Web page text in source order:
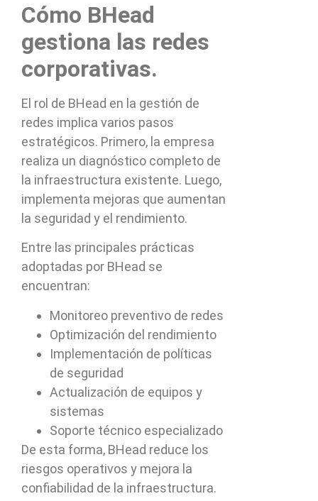
Cómo BHead
gestiona las redes
corporativas.
El rol de BHead en la gestión de
redes implica varios pasos
estratégicos. Primero, la empresa
realiza un diagnóstico completo de
la infraestructura existente. Luego,
implementa mejoras que aumentan
la seguridad y el rendimiento.
Entre las principales prácticas
adoptadas por BHead se
encuentran:
Monitoreo preventivo de redes
Optimización del rendimiento
Implementación de políticas
de seguridad
Actualización de equipos y
sistemas
Soporte técnico especializado
De esta forma, BHead reduce los
riesgos operativos y mejora la
confiabilidad de la infraestructura.